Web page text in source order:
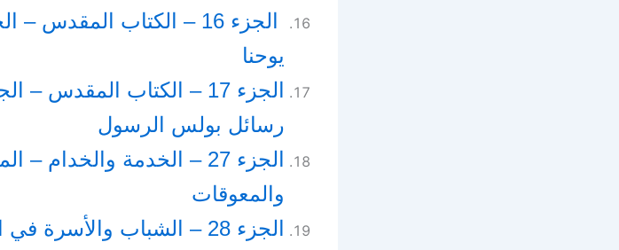
يوحنا
رسائل بولس الرسول
الجزء 27 – الخدمة
والمعوقات
الجزء 28 – الشباب والأسرة في المجتمع